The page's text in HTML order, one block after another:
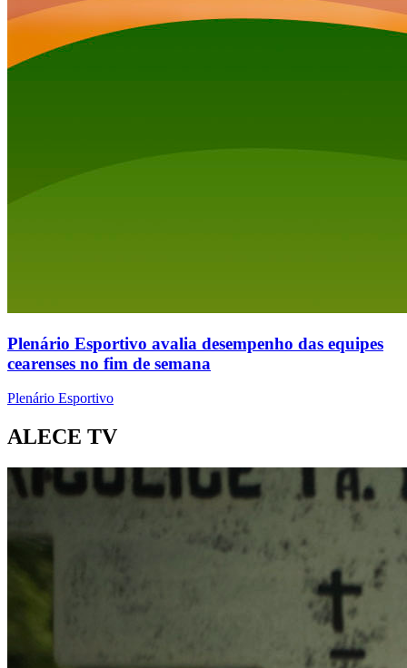
Plenário Esportivo avalia desempenho das equipes
cearenses no fim de semana
Plenário Esportivo
ALECE TV